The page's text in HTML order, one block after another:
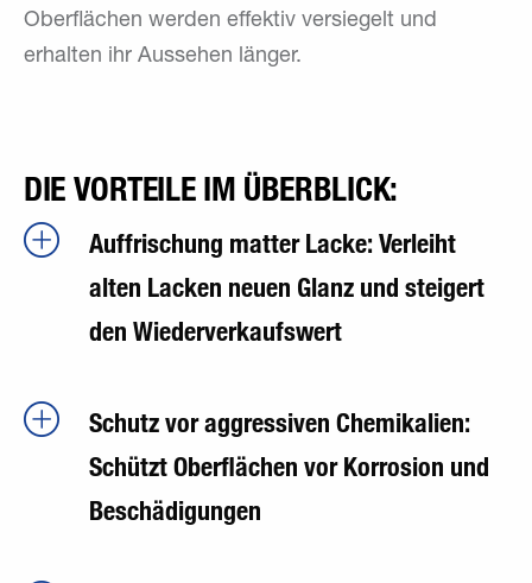
Oberflächen werden effektiv versiegelt und
erhalten ihr Aussehen länger.
DIE VORTEILE IM ÜBERBLICK:
Auffrischung matter Lacke: Verleiht
alten Lacken neuen Glanz und steigert
den Wiederverkaufswert
Schutz vor aggressiven Chemikalien:
Schützt Oberflächen vor Korrosion und
Beschädigungen